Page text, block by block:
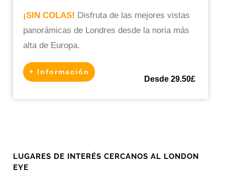
¡SIN COLAS! Disfruta de las mejores vistas
panorámicas de Londres desde la noria más
alta de Europa.
+ Información
Desde 29.50£
LUGARES DE INTERÉS CERCANOS AL LONDON
EYE